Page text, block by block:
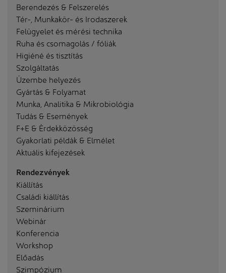
Berendezés & Felszerelés
Tér-, Munkakör- és Irodaszerek
Felügyelet és mérési technika
Ruha és csomagolás / fóliák
Higiéné és tisztítás
Szolgáltatás
Üzembe helyezés
Gyártás & Folyamat
Munka, Analitika & Mikrobiológia
Tudás & Események
F+E & Érdekközösség
Gyakorlati példák & Elmélet
Aktuális kifejezések
Rendezvények
Kiállítás
Családi kiállítás
Szeminárium
Webinár
Konferencia
Workshop
Előadás
Szimpózium